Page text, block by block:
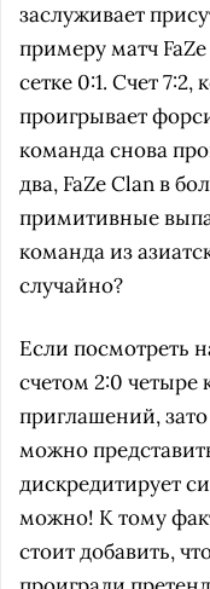
заслуживает
примеру матч
сетке 0:1. Счет
проигрывает
команда снова
два, FaZe Clan в
примитивные
команда из
случайно?
Если посмотреть
счетом 2:0
приглашений,
можно
дискредитирует
можно! К тому
стоит добавить,